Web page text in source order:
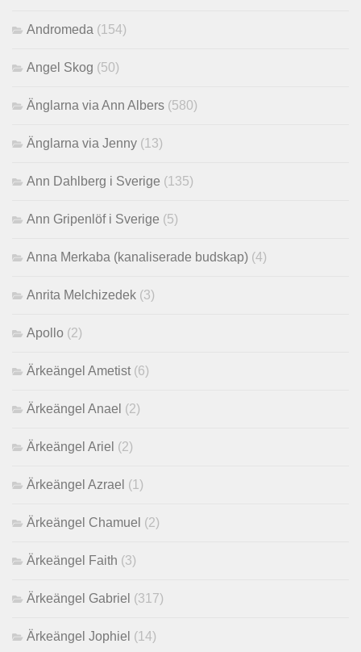
Andromeda (154)
Angel Skog (50)
Änglarna via Ann Albers (580)
Änglarna via Jenny (13)
Ann Dahlberg i Sverige (135)
Ann Gripenlöf i Sverige (5)
Anna Merkaba (kanaliserade budskap) (4)
Anrita Melchizedek (3)
Apollo (2)
Ärkeängel Ametist (6)
Ärkeängel Anael (2)
Ärkeängel Ariel (2)
Ärkeängel Azrael (1)
Ärkeängel Chamuel (2)
Ärkeängel Faith (3)
Ärkeängel Gabriel (317)
Ärkeängel Jophiel (14)